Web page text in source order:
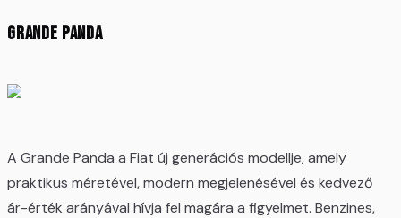
Grande Panda
A Grande Panda a Fiat új generációs modellje, amely
praktikus méretével, modern megjelenésével és kedvező
ár-érték arányával hívja fel magára a figyelmet. Benzines,